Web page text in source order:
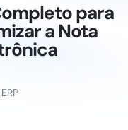
para
a Nota